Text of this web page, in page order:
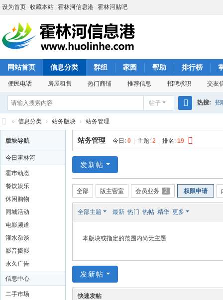
设为首页 收藏本站 霍林河信息港 霍林河贴吧
网站首页 信息分类 群组 家园 帮助 排行榜
便民电话 房屋租售 热门商铺 推荐信息 招聘求职 交友
帖子
索
热搜: 招
霍
林
河
港
» 信息分类 › 站务版块 › 站务管理
版块导航
今日霍林河
霍市动态
餐饮娱乐
休闲购物
同城活动
电影频道
灌水杂谈
影音摄影
永久广告
信息中心
二手市场
站务管理 今日: 0 主题: 2 排名: 19
发新帖
全部 版主密室 会员业务 2 权限申请
全部主题 最新 热门 热帖 精华 更多
本版块或指定的范围内尚无主题
发新帖
快速发帖